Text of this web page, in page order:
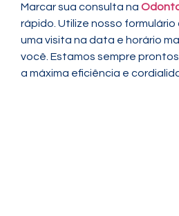
Marcar sua consulta na
rápido. Utilize nosso
uma visita na data e horário
você. Estamos sempre
a máxima eficiência e